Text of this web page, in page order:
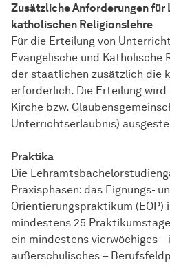
Zusätzliche Anforderungen für
katholischen Religionslehre
Für die Erteilung von
Evangelische und Katholische
der staatlichen zusätzlich die
erforderlich. Die Erteilung
Kirche bzw.
Unterrichtserlaubnis)
Praktika
Die
Praxisphasen: das Eignungs-
Orientierungspraktikum (EOP)
mindestens 25
ein mindestens vierwöchiges –
außerschulisches –